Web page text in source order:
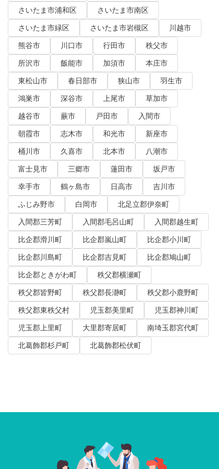
さいたま市浦和区
さいたま市南区
さいたま市緑区
さいたま市岩槻区
川越市
熊谷市
川口市 行田市
秩父市
所沢市
飯能市 加須市
本庄市
東松山市
春日部市 狭山市
羽生市
鴻巣市
深谷市 上尾市
草加市
越谷市
蕨市 戸田市
入間市
朝霞市
志木市 和光市
新座市
桶川市
久喜市 北本市
八潮市
富士見市
三郷市 蓮田市
坂戸市
幸手市
鶴ヶ島市 日高市
吉川市
ふじみ野市
白岡市
北足立郡伊奈町
入間郡三芳町
入間郡毛呂山町
入間郡越生町
比企郡滑川町
比企郡嵐山町
比企郡小川町
比企郡川島町
比企郡吉見町
比企郡鳩山町
比企郡ときがわ町
秩父郡横瀬町
秩父郡皆野町
秩父郡長瀞町
秩父郡小鹿野町
秩父郡東秩父村
児玉郡美里町
児玉郡神川町
児玉郡上里町
大里郡寄居町
南埼玉郡宮代町
北葛飾郡杉戸町
北葛飾郡松伏町